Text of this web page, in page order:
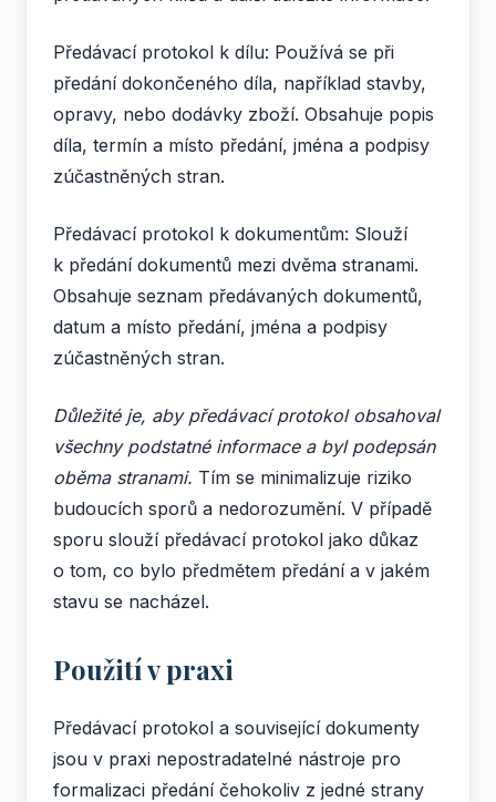
Předávací protokol k dílu: Používá se při
předání dokončeného díla, například stavby,
opravy, nebo dodávky zboží. Obsahuje popis
díla, termín a místo předání, jména a podpisy
zúčastněných stran.
Předávací protokol k dokumentům: Slouží
k předání dokumentů mezi dvěma stranami.
Obsahuje seznam předávaných dokumentů,
datum a místo předání, jména a podpisy
zúčastněných stran.
Důležité je, aby předávací protokol obsahoval
všechny podstatné informace a byl podepsán
oběma stranami. Tím se minimalizuje riziko
budoucích sporů a nedorozumění. V případě
sporu slouží předávací protokol jako důkaz
o tom, co bylo předmětem předání a v jakém
stavu se nacházel.
Použití v praxi
Předávací protokol a související dokumenty
jsou v praxi nepostradatelné nástroje pro
formalizaci předání čehokoliv z jedné strany